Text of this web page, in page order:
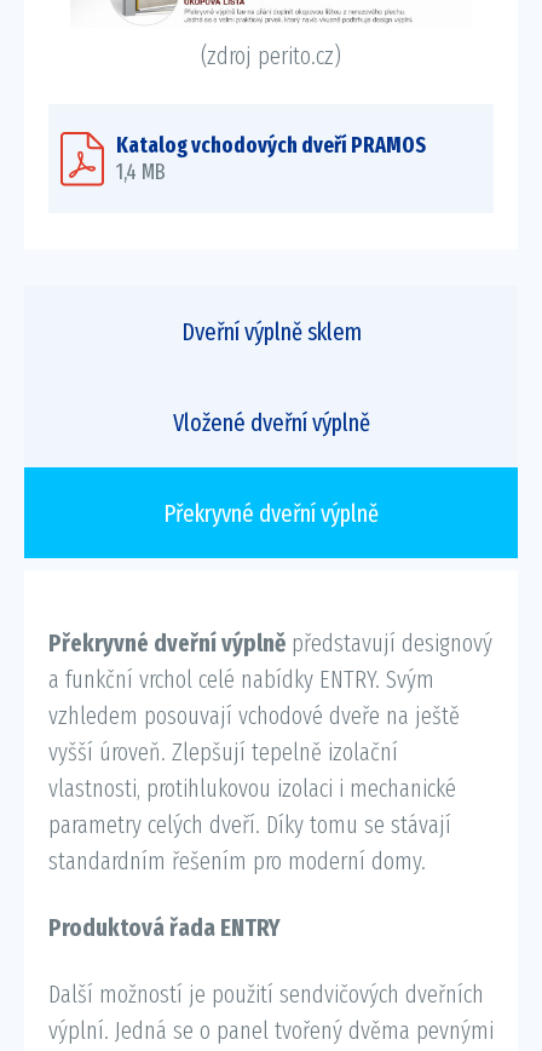
(zdroj perito.cz)
Katalog vchodových dveří PRAMOS
1,4 MB
Dveřní výplně sklem
Vložené dveřní výplně
Překryvné dveřní výplně
Překryvné dveřní výplně představují designový
a funkční vrchol celé nabídky ENTRY. Svým
vzhledem posouvají vchodové dveře na ještě
vyšší úroveň. Zlepšují tepelně izolační
vlastnosti, protihlukovou izolaci i mechanické
parametry celých dveří. Díky tomu se stávají
standardním řešením pro moderní domy.
Produktová řada ENTRY
Další možností je použití sendvičových dveřních
výplní. Jedná se o panel tvořený dvěma pevnými